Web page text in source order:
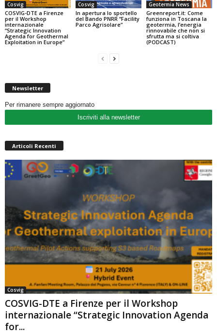
Cosvig
COSVIG-DTE a Firenze
per il Workshop
internazionale
“Strategic Innovation
Agenda for Geothermal
Exploitation in Europe”
Cosvig
In apertura lo sportello
del Bando PNRR “Facility
Parco Agrisolare”
Geotermia News
Greenreport.it: Come
funziona in Toscana la
geotermia, l’energia
rinnovabile che non si
sfrutta ma si coltiva
(PODCAST)
Newsletter
Per rimanere sempre aggiornato
Iscriviti alla newsletter
Articoli Recenti
Cosvig
COSVIG-DTE a Firenze per il Workshop
internazionale “Strategic Innovation Agenda
for...